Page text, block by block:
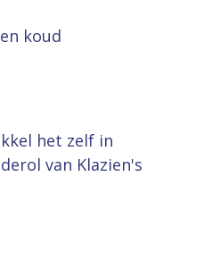
koud
het zelf in
van Klazien's